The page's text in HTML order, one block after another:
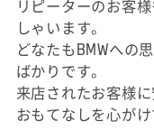
リピーターのお客
しゃいます。
どなたもBMWへの
ばかりです。
来店されたお客様
おもてなしを心がけ